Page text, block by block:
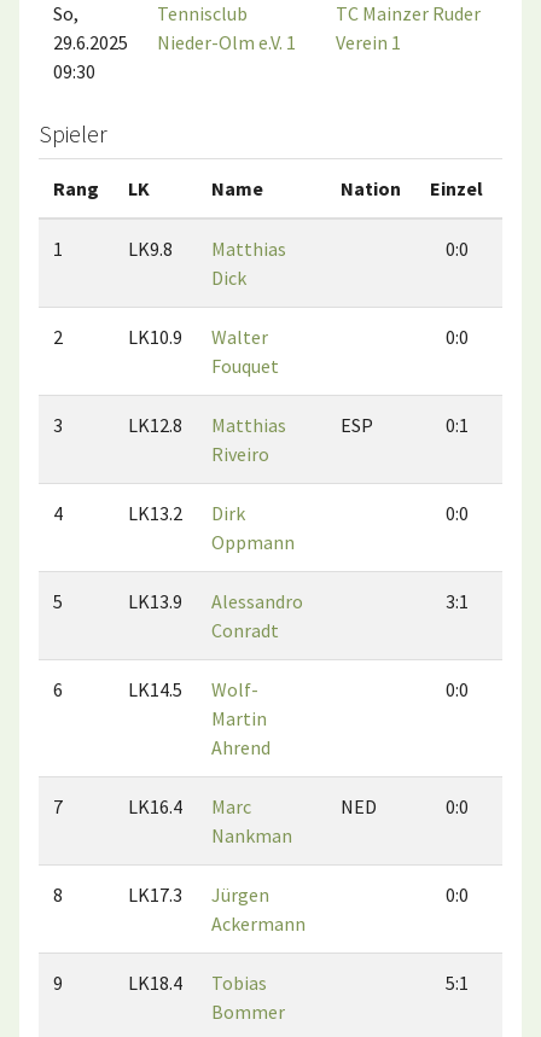
So,
29.6.2025
09:30
Tennisclub
Nieder-Olm e.V. 1
TC Mainzer Ruder
Verein 1
Spieler
Rang LK Name Nation Einzel
1 LK9.8
Matthias
Dick
0:0
2 LK10.9
Walter
Fouquet
0:0
3 LK12.8
Matthias
Riveiro
ESP 0:1
4 LK13.2
Dirk
Oppmann
0:0
5 LK13.9
Alessandro
Conradt
3:1
6 LK14.5
Wolf-
Martin
Ahrend
0:0
7 LK16.4
Marc
Nankman
NED 0:0
8 LK17.3
Jürgen
Ackermann
0:0
9 LK18.4
Tobias
Bommer
5:1